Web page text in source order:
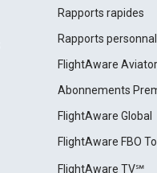
Rapports rapides
Rapports
FlightAware Aviator
Abonnements
FlightAware Global
FlightAware FBO
FlightAware TV℠